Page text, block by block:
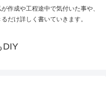
作成や工程途中で気付いた事や、
だけ詳しく書いていきます。
DIY